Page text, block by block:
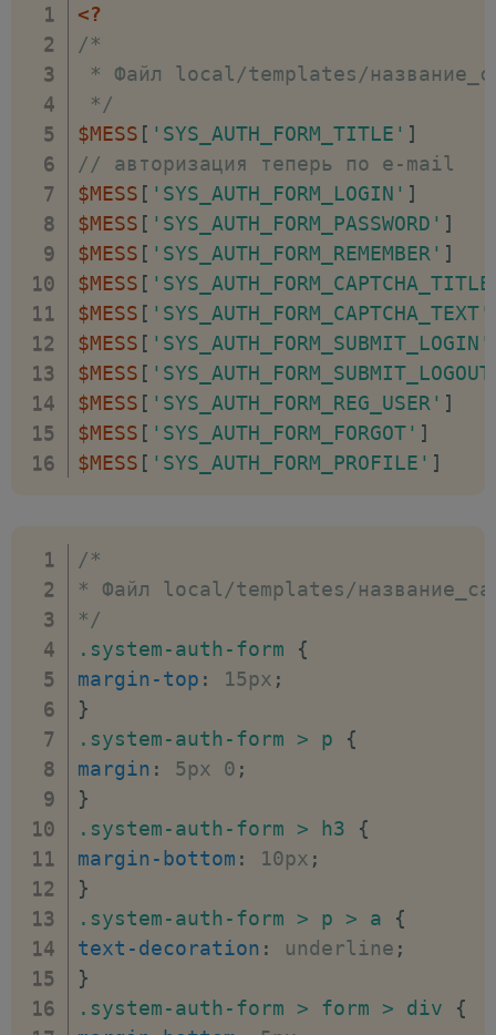
<?
<
endforeach;
?>
input
<input type=" hidden" name= TYPE
< div>
<span > <?= GetMessage(
<span > input type ="text" name "
</div >
<script >
BX.ready ( function () {
var loginCookie = BX.getCookie("
if
(loginCookie) {
var form = document.forms[
var loginInput = form. elements
loginInput.value = loginCookie
</
< div>
<span
< span><input type "
</div>
<?
<!-- код удален -->
<?
endif ?>
<?
< div class="captcha
>
<h4><? echo GetMessage
<
< img src="/bitrix/tools/
<span><?= GetMessage(
<
</div>
<?
/*
* Файл local/templates/
*/
$MESS [ 'SYS_AUTH_FORM_TITLE' ]
// авторизация теперь по e-mail
$MESS [ 'SYS_AUTH_FORM_LOGIN' ]
$MESS [ 'SYS_AUTH_FORM_PASSWORD' ]
$MESS [ 'SYS_AUTH_FORM_REMEMBER' ]
$MESS [
$MESS [ 'SYS_AUTH_FORM_CAPTCHA_TEXT'
$MESS [ 'SYS_AUTH_FORM_SUBMIT_LOGIN'
$MESS [
$MESS [ 'SYS_AUTH_FORM_REG_USER' ]
$MESS [ 'SYS_AUTH_FORM_FORGOT' ]
$MESS [ 'SYS_AUTH_FORM_PROFILE' ]
/*
* Файл local/templates/
*/
.system-auth-form
{
margin-top : 15px ;
}
.system-auth-form > p
{
margin : 5px 0 ;
}
.system-auth-form > h3
{
margin-bottom : 10px ;
}
.system-auth-form > p > a
{
text-decoration : underline ;
}
.system-auth-form > form > div
{